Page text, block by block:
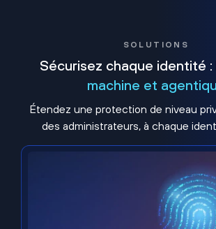
SOLUTIONS
Sécurisez chaque identité :
machine et
Étendez une protection de niveau
des administrateurs, à chaque